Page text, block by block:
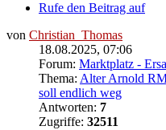
Rufe den Beitrag auf
von Christian_Thomas
18.08.2025, 07:06
Forum: Marktplatz -
Thema: Alter Arnold
soll endlich weg
Antworten: 7
Zugriffe: 32511